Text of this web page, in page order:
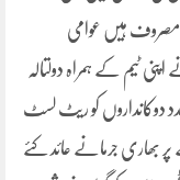
مصروف ہیں عوامی
ٹیم کے ہمراہ دولتالہ
دوکانداروں کو ریٹ لسٹ
بھاری جرمانے عائد کئے